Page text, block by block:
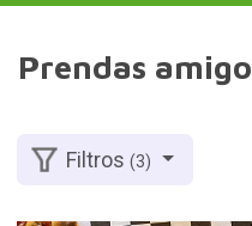
Prendas
Filtros(3)